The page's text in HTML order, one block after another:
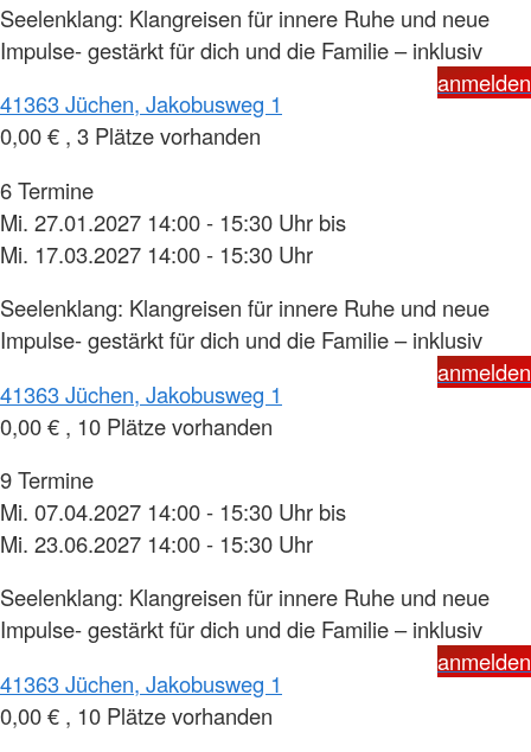
Seelenklang: Klangreisen für innere Ruhe und neue
Impulse- gestärkt für dich und die Familie – inklusiv
anmelden
41363 Jüchen, Jakobusweg 1
0,00 € , 3 Plätze vorhanden
6 Termine
Mi. 27.01.2027 14:00 - 15:30 Uhr bis
Mi. 17.03.2027 14:00 - 15:30 Uhr
Seelenklang: Klangreisen für innere Ruhe und neue
Impulse- gestärkt für dich und die Familie – inklusiv
anmelden
41363 Jüchen, Jakobusweg 1
0,00 € , 10 Plätze vorhanden
9 Termine
Mi. 07.04.2027 14:00 - 15:30 Uhr bis
Mi. 23.06.2027 14:00 - 15:30 Uhr
Seelenklang: Klangreisen für innere Ruhe und neue
Impulse- gestärkt für dich und die Familie – inklusiv
anmelden
41363 Jüchen, Jakobusweg 1
0,00 € , 10 Plätze vorhanden